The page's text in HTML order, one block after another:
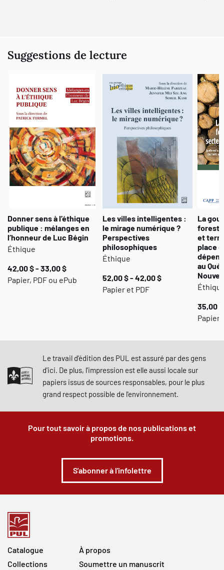
Suggestions de lecture
Donner sens à l’éthique
publique : mélanges en
l’honneur de Luc Bégin
Éthique
42,00 $ - 33,00 $
Papier, PDF ou ePub
Les villes intelligentes :
le mirage numérique ?
Perspectives
philosophiques
Éthique
52,00 $ - 42,00 $
Papier et PDF
La
et
place
au
35,00
Papier
Le travail d'édition des PUL est assuré par des gens
d'ici. De plus, l'impression est elle aussi locale sur
papiers issus de sources responsables, pour le plus
grand respect possible de l'environnement.
Pour tout savoir à propos de nos publications et
promotions.
S'abonner à l'infolettre
Catalogue
Collections
À propos
Soumettre un manuscrit